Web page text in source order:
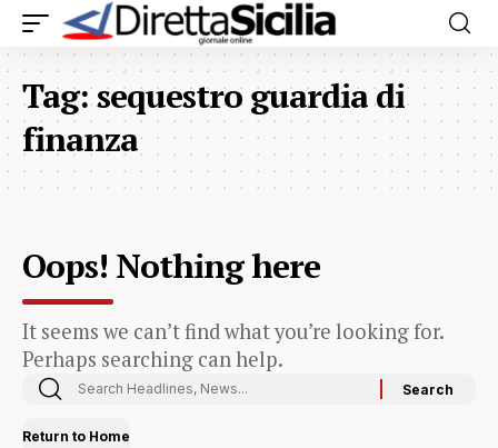
Tag:sequestro guardia di
finanza
Oops! Nothing here
It seems we can’t find what you’re looking for.
Perhaps searching can help.
Return to Home